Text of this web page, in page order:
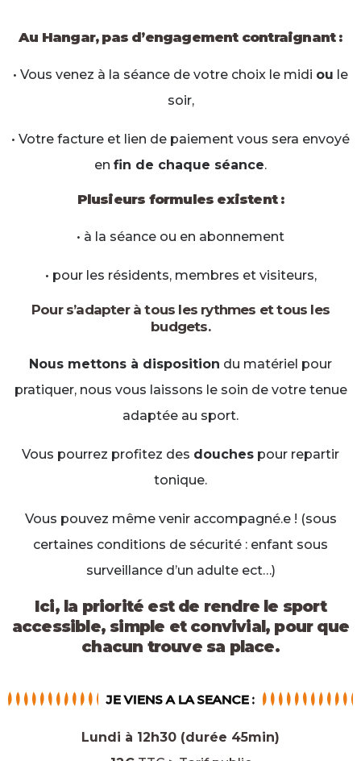
Au Hangar, pas d’engagement contraignant :
• Vous venez à la séance de votre choix le midi ou le
soir,
• Votre facture et lien de paiement vous sera envoyé
en fin de chaque séance.
Plusieurs formules existent :
• à la séance ou en abonnement
• pour les résidents, membres et visiteurs,
Pour s’adapter à tous les rythmes et tous les
budgets.
Nous mettons à disposition du matériel pour
pratiquer, nous vous laissons le soin de votre tenue
adaptée au sport.
Vous pourrez profitez des douches pour repartir
tonique.
Vous pouvez même venir accompagné.e ! (sous
certaines conditions de sécurité : enfant sous
surveillance d’un adulte ect…)
Ici, la priorité est de rendre le sport
accessible, simple et convivial, pour que
chacun trouve sa place.
JE VIENS A LA SEANCE :
Lundi à 12h30 (durée 45min)